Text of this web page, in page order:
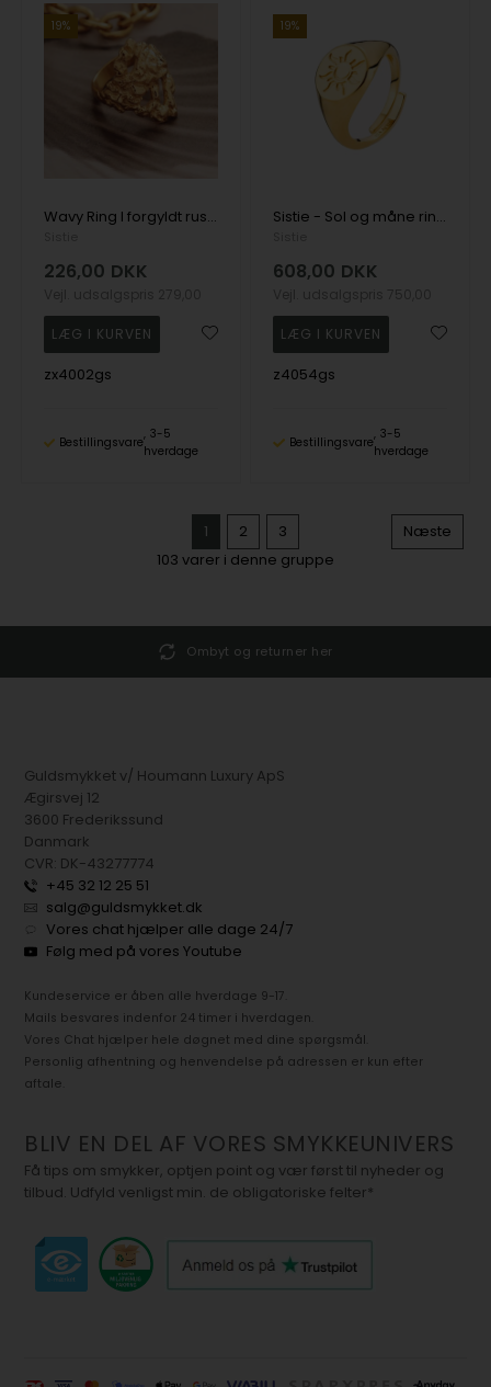
19%
Wavy Ring I forgyldt rustfrit stål - Xenia x Sistie 2nd
226,00 DKK
zx4002gs
Bestillingsvare
3-5
hverdage
19%
Sistie - Sol og måne ring I forgyldt sølv (justerbar)
608,00 DKK
z4054gs
Bestillingsvare
3-5
hverdage
1 2 3
Næste
103 varer i denne gruppe
Ombyt og returner her
Guldsmykket v/ Houmann Luxury ApS
Ægirsvej 12
3600 Frederikssund
Danmark
CVR: DK-43277774
+45 32 12 25 51
salg@guldsmykket.dk
Vores chat hjælper alle dage 24/7
Følg med på vores Youtube
Kundeservice er åben alle hverdage 9-17.
Mails besvares indenfor 24 timer i hverdagen.
Vores Chat hjælper hele døgnet med dine spørgsmål.
Personlig afhentning og henvendelse på adressen er kun efter
aftale.
BLIV EN DEL AF VORES SMYKKEUNIVERS
Få tips om smykker, optjen point og vær først til nyheder og
tilbud. Udfyld venligst min. de obligatoriske felter*